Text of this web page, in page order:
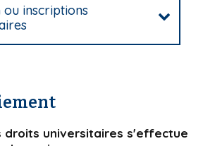
ou inscriptions
droits universitaires s'effectue